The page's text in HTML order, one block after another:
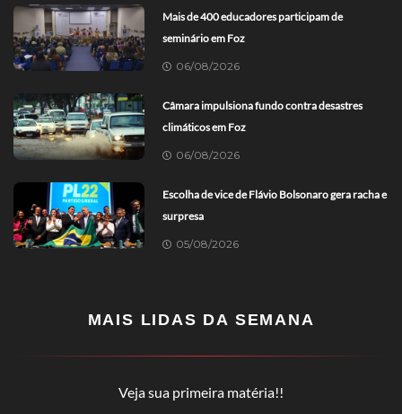
Mais de 400 educadores participam de
seminário em Foz
06/08/2026
Câmara impulsiona fundo contra desastres
climáticos em Foz
06/08/2026
Escolha de vice de Flávio Bolsonaro gera racha e
surpresa
05/08/2026
MAIS LIDAS DA SEMANA
Veja sua primeira matéria!!